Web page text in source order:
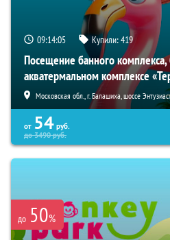
09:14:04 Купили:419
Посещение банного комплекса,
акватермальном комплексе
Московская обл., г. Балашиха, шоссе
от 54 руб.
до3490руб.
до 50%